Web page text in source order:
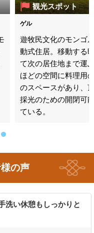
観光スポット
ゲル
遊牧民文化のモンゴ
動式住居。移動する
て次の居住地まで運
ほどの空間に料理用
のスペースがあり、
採光のための開閉可
ている。
の声
洗い休憩もしっかりと